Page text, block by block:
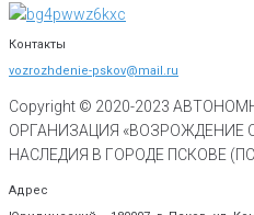
Контакты
vozrozhdenie-pskov@mail.ru
Copyright © 2020-2023
ОРГАНИЗАЦИЯ «ВОЗРОЖДЕНИЕ
НАСЛЕДИЯ В ГОРОДЕ ПСКОВЕ
Адрес